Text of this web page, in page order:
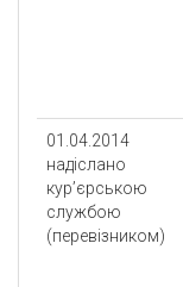
01.04.2014
надіслано
кур’єрською
службою
(перевізником)